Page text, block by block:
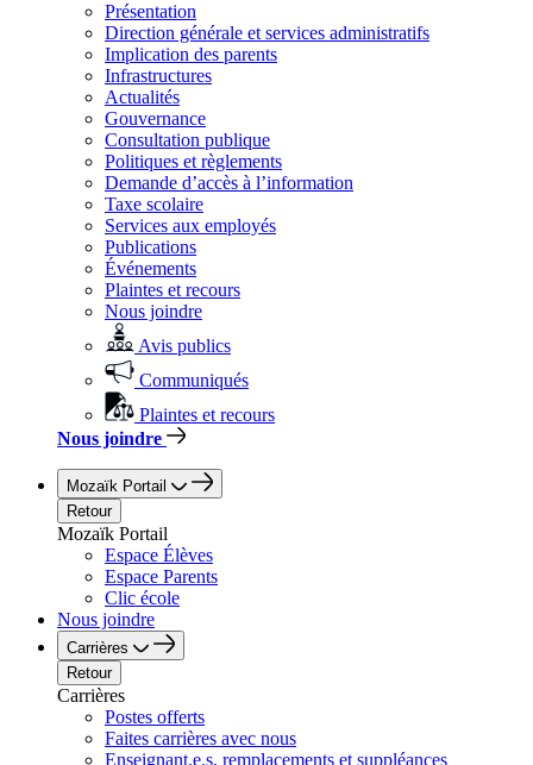
Présentation
Direction générale et services administratifs
Implication des parents
Infrastructures
Actualités
Gouvernance
Consultation publique
Politiques et règlements
Demande d’accès à l’information
Taxe scolaire
Services aux employés
Publications
Événements
Plaintes et recours
Nous joindre
Avis publics
Communiqués
Plaintes et recours
Nous joindre
Mozaïk Portail
Retour
Mozaïk Portail
Espace Élèves
Espace Parents
Clic école
Nous joindre
Carrières
Retour
Carrières
Postes offerts
Faites carrières avec nous
Enseignant.e.s, remplacements et suppléances